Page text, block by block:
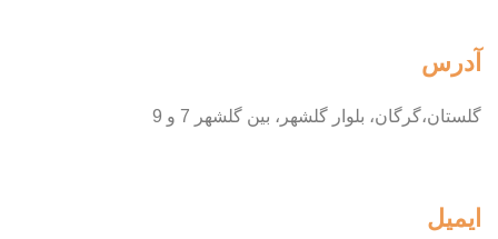
آدرس
گلستان،گرگان، بلوار گلشهر، بین گلشهر 7 و 9
ایمیل